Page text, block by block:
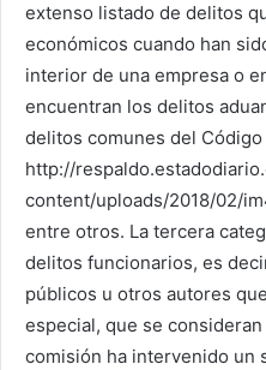
extenso listado de delitos
económicos cuando han
interior de una empresa o
encuentran los delitos
delitos comunes del
http://
content/uploads/2018/02/
entre otros. La tercera
delitos funcionarios, es
públicos u otros autores
especial, que se
comisión ha intervenido un